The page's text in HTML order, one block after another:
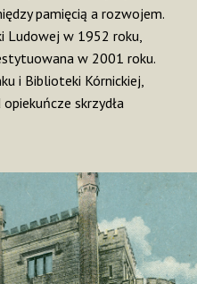
pamięcią a rozwojem.
Ludowej w 1952 roku,
w 2001 roku.
i Biblioteki Kórnickiej,
skrzydła